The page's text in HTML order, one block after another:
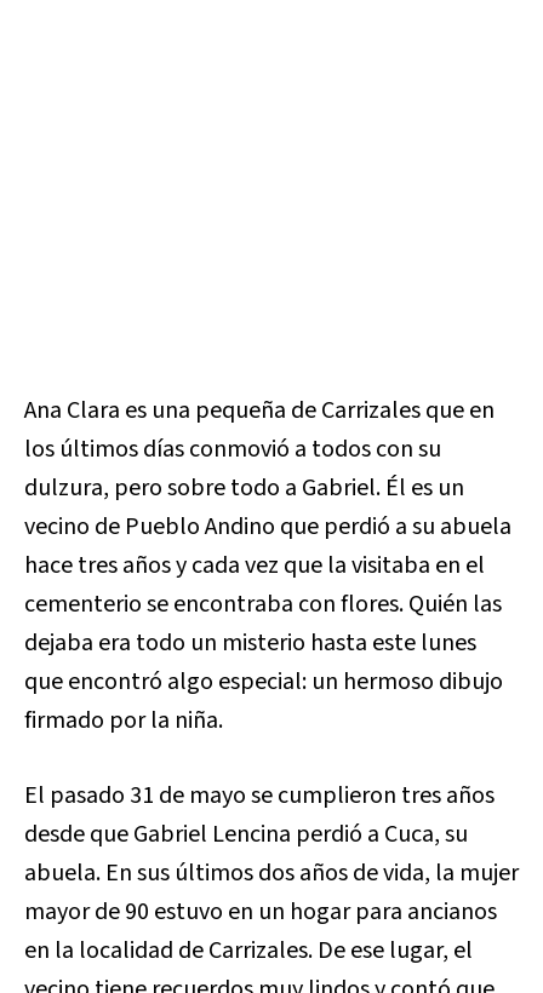
Ana Clara es una pequeña de Carrizales que en
los últimos días conmovió a todos con su
dulzura, pero sobre todo a Gabriel. Él es un
vecino de Pueblo Andino que perdió a su abuela
hace tres años y cada vez que la visitaba en el
cementerio se encontraba con flores. Quién las
dejaba era todo un misterio hasta este lunes
que encontró algo especial: un hermoso dibujo
firmado por la niña.
El pasado 31 de mayo se cumplieron tres años
desde que Gabriel Lencina perdió a Cuca, su
abuela. En sus últimos dos años de vida, la mujer
mayor de 90 estuvo en un hogar para ancianos
en la localidad de Carrizales. De ese lugar, el